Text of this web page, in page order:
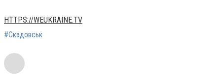
HTTPS://WEUKRAINE.TV
#Скадовськ